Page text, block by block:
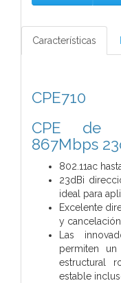
Características
CPE710
CPE de
867Mbps
802.11ac
23dBi
ideal para
Excelente
y
Las
permiten
estructural
estable